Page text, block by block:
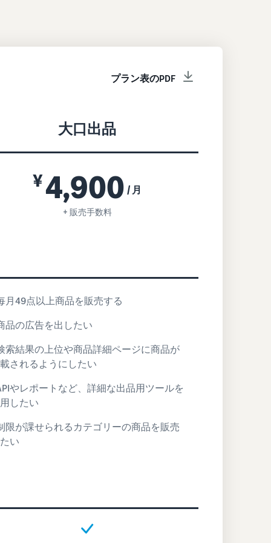
プラン表のPDF
大口出品
¥4,900 / 月
+ 販売手数料
月49点以上商品を販売する
品の広告を出したい
索結果の上位や商品詳細ページに商品が
されるようにしたい
やレポートなど、詳細な出品用ツールを
したい
限が課せられるカテゴリーの商品を販売
い